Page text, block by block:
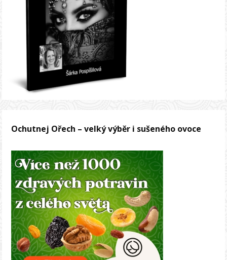
Ochutnej Ořech – velký výběr i sušeného ovoce